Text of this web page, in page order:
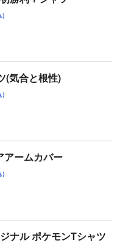
(気合と根性)
アームカバー
ナル ポケモンTシャツ